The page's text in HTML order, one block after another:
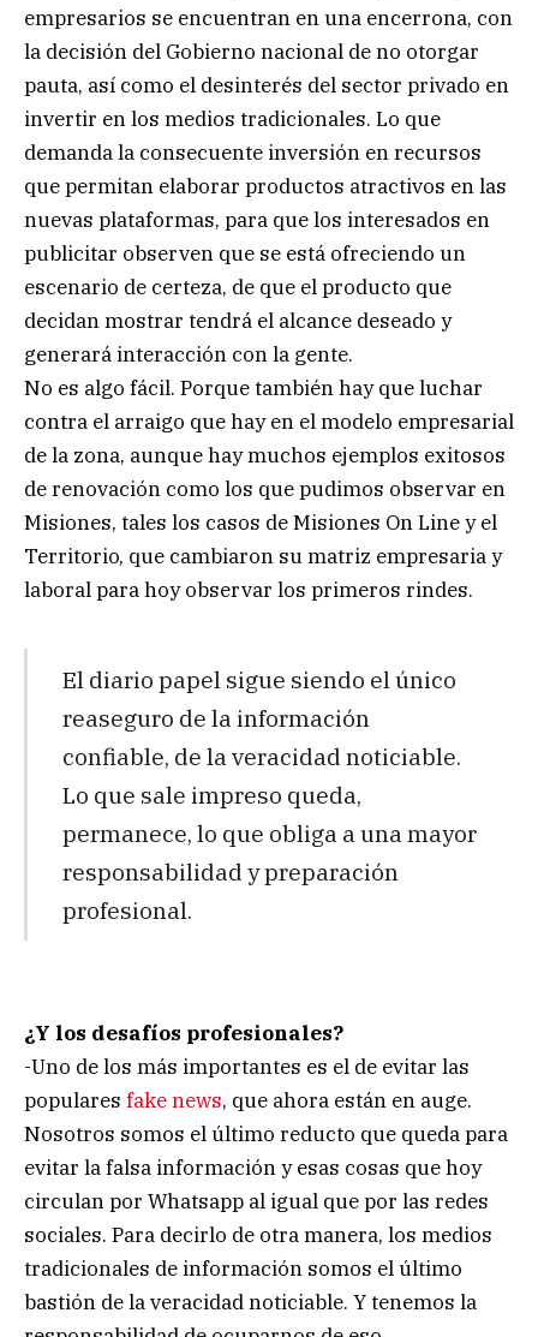
empresarios se encuentran en una encerrona, con
la decisión del Gobierno nacional de no otorgar
pauta, así como el desinterés del sector privado en
invertir en los medios tradicionales. Lo que
demanda la consecuente inversión en recursos
que permitan elaborar productos atractivos en las
nuevas plataformas, para que los interesados en
publicitar observen que se está ofreciendo un
escenario de certeza, de que el producto que
decidan mostrar tendrá el alcance deseado y
generará interacción con la gente.
No es algo fácil. Porque también hay que luchar
contra el arraigo que hay en el modelo empresarial
de la zona, aunque hay muchos ejemplos exitosos
de renovación como los que pudimos observar en
Misiones, tales los casos de Misiones On Line y el
Territorio, que cambiaron su matriz empresaria y
laboral para hoy observar los primeros rindes.
El diario papel sigue siendo el único
reaseguro de la información
confiable, de la veracidad noticiable.
Lo que sale impreso queda,
permanece, lo que obliga a una mayor
responsabilidad y preparación
profesional.
¿Y los desafíos profesionales?
-Uno de los más importantes es el de evitar las
populares fake news, que ahora están en auge.
Nosotros somos el último reducto que queda para
evitar la falsa información y esas cosas que hoy
circulan por Whatsapp al igual que por las redes
sociales. Para decirlo de otra manera, los medios
tradicionales de información somos el último
bastión de la veracidad noticiable. Y tenemos la